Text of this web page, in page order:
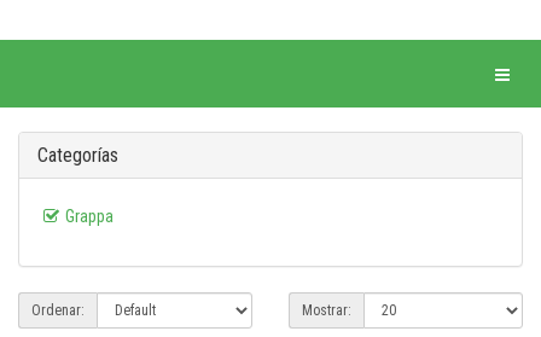
Categorías
Grappa
Ordenar: Mostrar: